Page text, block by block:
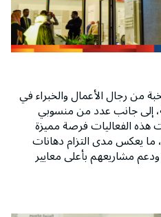
من رجال الأعمال والخبراء في
إلى جانب عدد من منسوبي
هذه الفعاليات فرصة مميزة
ما يعكس مدى التزام دهانات
ودعم مشاريعهم بأعلى معايير